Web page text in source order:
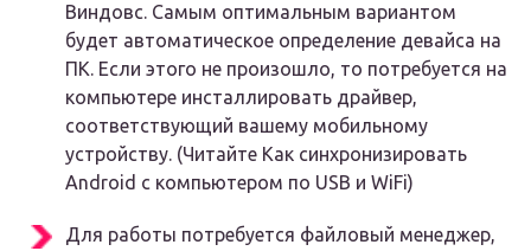
Виндовс. Самым оптимальным вариантом
будет автоматическое определение девайса на
ПК. Если этого не произошло, то потребуется на
компьютере инсталлировать драйвер,
соответствующий вашему мобильному
устройству. (Читайте Как синхронизировать
Android с компьютером по USB и WiFi)
Для работы потребуется файловый менеджер,